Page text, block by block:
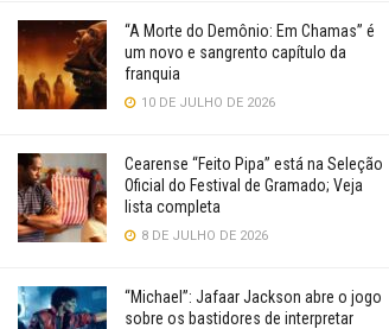
“A Morte do Demônio: Em Chamas” é
um novo e sangrento capítulo da
franquia
10 DE JULHO DE 2026
Cearense “Feito Pipa” está na Seleção
Oficial do Festival de Gramado; Veja
lista completa
8 DE JULHO DE 2026
“Michael”: Jafaar Jackson abre o jogo
sobre os bastidores de interpretar